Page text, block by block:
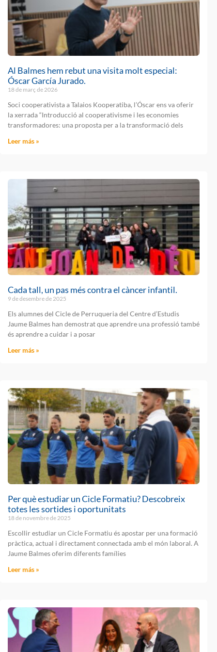
Al Balmes hem rebut una visita molt especial:
Óscar García Jurado.
18 de març de 2026
Soci cooperativista a Talaios Kooperatiba, l’Óscar ens va oferir
la xerrada “Introducció al cooperativisme i les economies
transformadores: una proposta per a la transformació dels
Leer más »
Cada tall, un pas més contra el càncer infantil.
9 de desembre de 2025
Els alumnes del Cicle de Perruqueria del Centre d’Estudis
Jaume Balmes han demostrat que aprendre una professió també
és aprendre a cuidar i a posar
Leer más »
Per què estudiar un Cicle Formatiu? Descobreix
totes les sortides i oportunitats
18 de novembre de 2025
Escollir estudiar un Cicle Formatiu és apostar per una formació
pràctica, actual i directament connectada amb el món laboral. A
Jaume Balmes oferim diferents famílies
Leer más »